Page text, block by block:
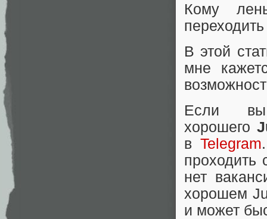
Кому
В этой
мне
Если
хорошего
в Telegram
проходить
нет
хорошем
и может